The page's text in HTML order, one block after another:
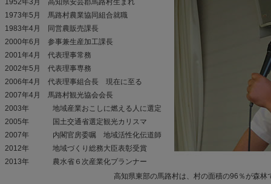
1952年3月 高知県安芸郡馬路村生まれ
1973年5月 馬路村農業協同組合就職
1983年4月 同営農販売課長
2000年6月 参事兼生産加工課長
2001年4月 代表理事常務
2002年5月 代表理事専務
2006年4月 代表理事組合長 現在に至る
2007年4月 馬路村観光協会会長
2003年 地域産業おこしに燃える人に選定
2005年 国土交通省選定観光カリスマ
2007年 内閣官房委嘱 地域活性化伝道師
2012年 地域づくり総務大臣表彰受賞
2013年 農水省６次産業化プランナー
高知県東部の馬路村は、村の面積の96％が森